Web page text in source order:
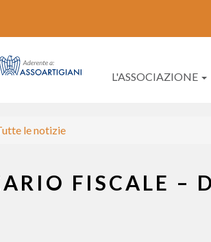
L'ASSOCIAZIONE
le notizie
FISCALE –